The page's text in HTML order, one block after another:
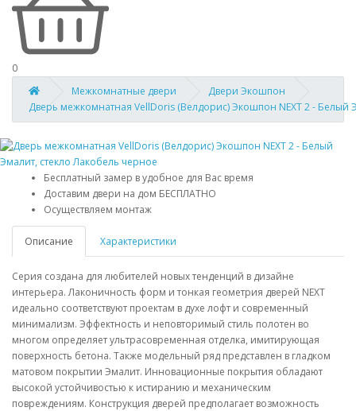
0
Межкомнатные двери
Двери Экошпон
Дверь межкомнатная VellDoris (Велдорис) Экошпон NEXT 2 - Белый
Бесплатный замер в удобное для Вас время
Доставим двери на дом БЕСПЛАТНО
Осуществляем монтаж
Описание Характеристики
Серия создана для любителей новых тенденций в дизайне
интерьера. Лаконичность форм и тонкая геометрия дверей NEXT
идеально соответствуют проектам в духе лофт и современный
минимализм. Эффектность и неповторимый стиль полотен во
многом определяет ультрасовременная отделка, имитирующая
поверхность бетона. Также модельный ряд представлен в гладком
матовом покрытии Эмалит. Инновационные покрытия обладают
высокой устойчивостью к истиранию и механическим
повреждениям. Конструкция дверей предполагает возможность